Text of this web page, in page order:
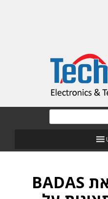
Nexar משיקה את BADAS